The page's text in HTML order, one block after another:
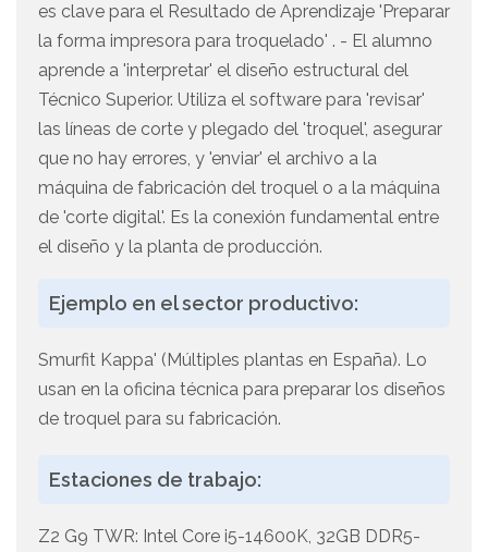
es clave para el Resultado de Aprendizaje 'Preparar
la forma impresora para troquelado' . - El alumno
aprende a 'interpretar' el diseño estructural del
Técnico Superior. Utiliza el software para 'revisar'
las líneas de corte y plegado del 'troquel', asegurar
que no hay errores, y 'enviar' el archivo a la
máquina de fabricación del troquel o a la máquina
de 'corte digital'. Es la conexión fundamental entre
el diseño y la planta de producción.
Ejemplo en el sector productivo:
Smurfit Kappa' (Múltiples plantas en España). Lo
usan en la oficina técnica para preparar los diseños
de troquel para su fabricación.
Estaciones de trabajo:
Z2 G9 TWR: Intel Core i5-14600K, 32GB DDR5-